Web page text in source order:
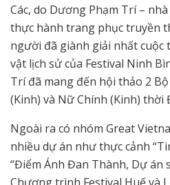
Các, do Dương Phạm Trí –
thực hành trang phục truyền
người đã giành giải nhất
vật lịch sử của Festival Ninh
Trí đã mang đến hội thảo 2
(Kinh) và Nữ Chính (Kinh) thời
Ngoài ra có nhóm Great
nhiều dự án như thực cảnh
“Điểm Ánh Đan Thành, Dự án